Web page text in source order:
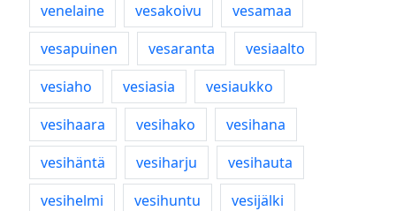
venelaine
vesakoivu
vesamaa
vesapuinen
vesaranta
vesiaalto
vesiaho
vesiasia
vesiaukko
vesihaara
vesihako
vesihana
vesihäntä
vesiharju
vesihauta
vesihelmi
vesihuntu
vesijälki